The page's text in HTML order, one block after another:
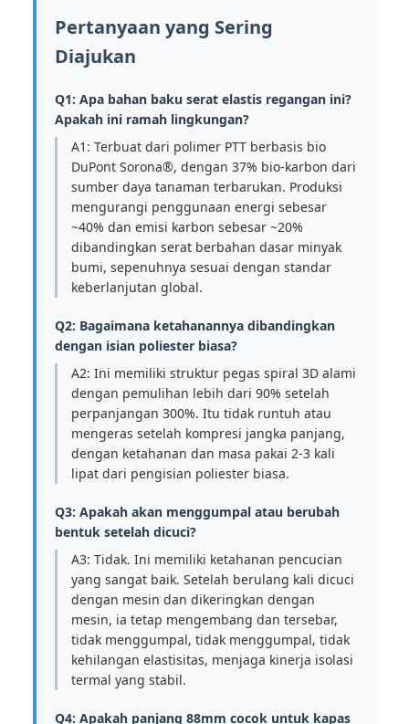
Pertanyaan yang Sering
Diajukan
Q1: Apa bahan baku serat elastis regangan ini?
Apakah ini ramah lingkungan?
A1: Terbuat dari polimer PTT berbasis bio
DuPont Sorona®, dengan 37% bio-karbon dari
sumber daya tanaman terbarukan. Produksi
mengurangi penggunaan energi sebesar
~40% dan emisi karbon sebesar ~20%
dibandingkan serat berbahan dasar minyak
bumi, sepenuhnya sesuai dengan standar
keberlanjutan global.
Q2: Bagaimana ketahanannya dibandingkan
dengan isian poliester biasa?
A2: Ini memiliki struktur pegas spiral 3D alami
dengan pemulihan lebih dari 90% setelah
perpanjangan 300%. Itu tidak runtuh atau
mengeras setelah kompresi jangka panjang,
dengan ketahanan dan masa pakai 2-3 kali
lipat dari pengisian poliester biasa.
Q3: Apakah akan menggumpal atau berubah
bentuk setelah dicuci?
A3: Tidak. Ini memiliki ketahanan pencucian
yang sangat baik. Setelah berulang kali dicuci
dengan mesin dan dikeringkan dengan
mesin, ia tetap mengembang dan tersebar,
tidak menggumpal, tidak menggumpal, tidak
kehilangan elastisitas, menjaga kinerja isolasi
termal yang stabil.
Q4: Apakah panjang 88mm cocok untuk kapas